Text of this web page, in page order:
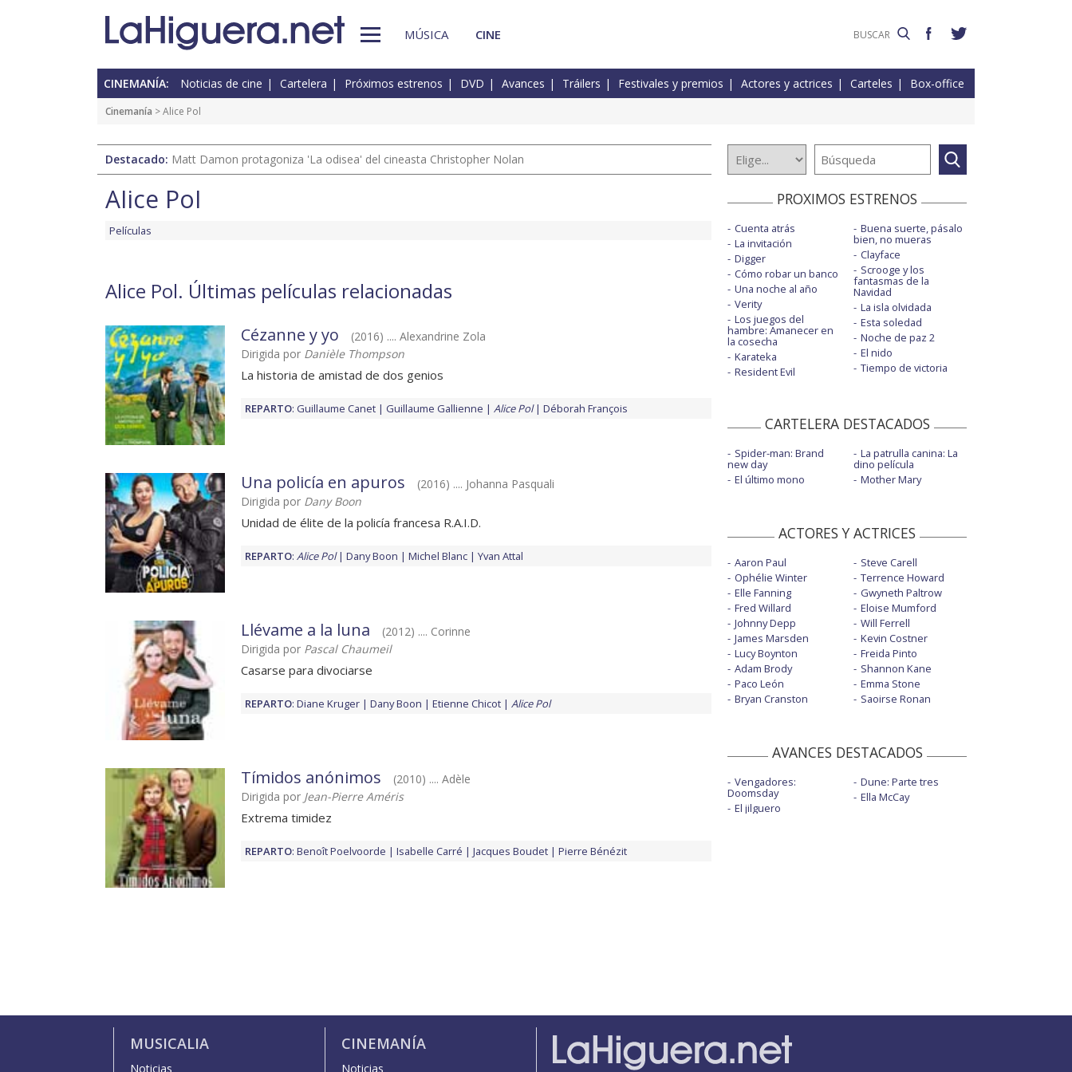
MÚSICA CINE
CINEMANÍA: Noticias de cine Cartelera Próximos estrenos DVD Avances Tráilers Festivales y premios Actores y actrices Carteles Box-office
Cinemanía > Alice Pol
Destacado: Matt Damon protagoniza 'La odisea' del cineasta Christopher Nolan
Alice Pol
Películas
Alice Pol. Últimas películas relacionadas
Cézanne y yo
(2016) .... Alexandrine Zola
Dirigida por Danièle Thompson
La historia de amistad de dos genios
REPARTO: Guillaume Canet Guillaume Gallienne Alice Pol Déborah François
Una policía en apuros
(2016) .... Johanna Pasquali
Dirigida por Dany Boon
Unidad de élite de la policía francesa R.A.I.D.
REPARTO: Alice Pol Dany Boon Michel Blanc Yvan Attal
Llévame a la luna
(2012) .... Corinne
Dirigida por Pascal Chaumeil
Casarse para divociarse
REPARTO: Diane Kruger Dany Boon Etienne Chicot Alice Pol
Tímidos anónimos
(2010) .... Adèle
Dirigida por Jean-Pierre Améris
Extrema timidez
REPARTO: Benoît Poelvoorde Isabelle Carré Jacques Boudet Pierre Bénézit
PROXIMOS ESTRENOS
Cuenta atrás
La invitación
Digger
Cómo robar un banco
Una noche al año
Verity
Los juegos del
hambre: Amanecer en
la cosecha
Karateka
Resident Evil
Buena suerte, pásalo
bien, no mueras
Clayface
Scrooge y los
fantasmas de la
Navidad
La isla olvidada
Esta soledad
Noche de paz 2
El nido
Tiempo de victoria
CARTELERA DESTACADOS
Spider-man: Brand
new day
El último mono
La patrulla canina: La
dino película
Mother Mary
ACTORES Y ACTRICES
Aaron Paul
Ophélie Winter
Elle Fanning
Fred Willard
Johnny Depp
James Marsden
Lucy Boynton
Adam Brody
Paco León
Bryan Cranston
Steve Carell
Terrence Howard
Gwyneth Paltrow
Eloise Mumford
Will Ferrell
Kevin Costner
Freida Pinto
Shannon Kane
Emma Stone
Saoirse Ronan
AVANCES DESTACADOS
Vengadores:
Doomsday
El jilguero
Dune: Parte tres
Ella McCay
MUSICALIA
Noticias
CINEMANÍA
Noticias